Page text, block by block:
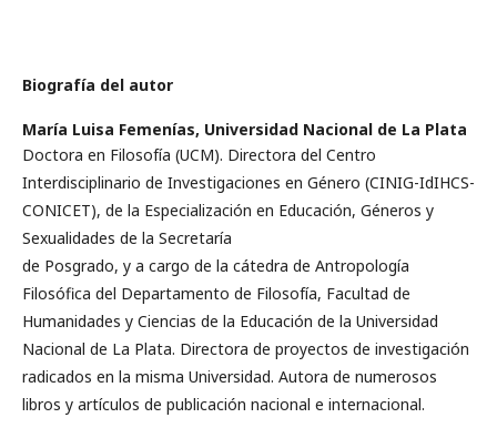
Biografía del autor
María Luisa Femenías, Universidad Nacional de La Plata
Doctora en Filosofía (UCM). Directora del Centro
Interdisciplinario de Investigaciones en Género (CINIG-IdIHCS-
CONICET), de la Especialización en Educación, Géneros y
Sexualidades de la Secretaría
de Posgrado, y a cargo de la cátedra de Antropología
Filosófica del Departamento de Filosofía, Facultad de
Humanidades y Ciencias de la Educación de la Universidad
Nacional de La Plata. Directora de proyectos de investigación
radicados en la misma Universidad. Autora de numerosos
libros y artículos de publicación nacional e internacional.